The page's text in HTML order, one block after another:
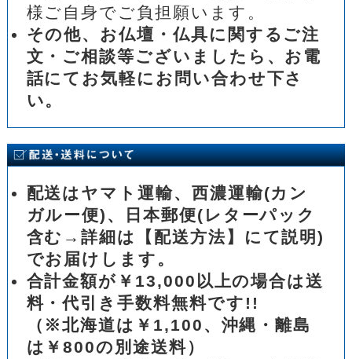
様ご自身でご負担願います。
その他、お仏壇・仏具に関するご注
文・ご相談等ございましたら、お電
話にてお気軽にお問い合わせ下さ
い。
配送はヤマト運輸、西濃運輸(カン
ガルー便)、日本郵便(レターパック
含む→詳細は【配送方法】にて説明)
でお届けします。
合計金額が￥13,000以上の場合は送
料・代引き手数料無料です!!
（※北海道は￥1,100、沖縄・離島
は￥800の別途送料）